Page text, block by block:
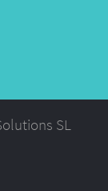
SL